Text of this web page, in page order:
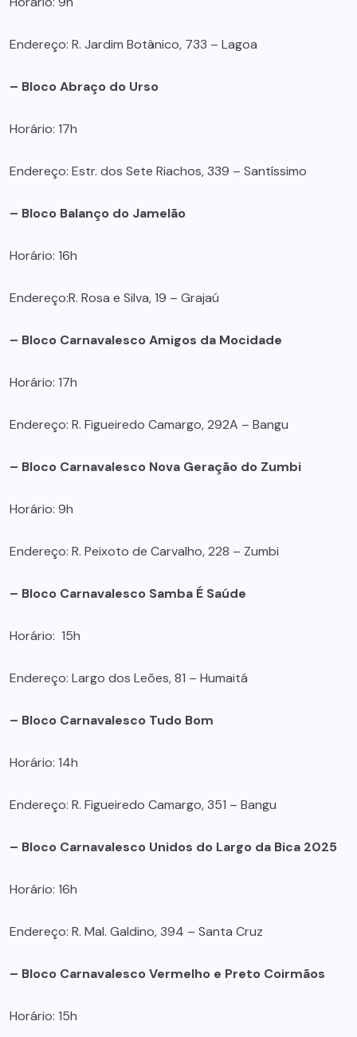
Endereço: R. Jardim Botânico, 733 – Lagoa
– Bloco Abraço do Urso
Horário: 17h
Endereço: Estr. dos Sete Riachos, 339 – Santíssimo
– Bloco Balanço do Jamelão
Horário: 16h
Endereço:R. Rosa e Silva, 19 – Grajaú
– Bloco Carnavalesco Amigos da Mocidade
Horário: 17h
Endereço: R. Figueiredo Camargo, 292A – Bangu
– Bloco Carnavalesco Nova Geração do Zumbi
Horário: 9h
Endereço: R. Peixoto de Carvalho, 228 – Zumbi
– Bloco Carnavalesco Samba É Saúde
Horário: 15h
Endereço: Largo dos Leões, 81 – Humaitá
– Bloco Carnavalesco Tudo Bom
Horário: 14h
Endereço: R. Figueiredo Camargo, 351 – Bangu
– Bloco Carnavalesco Unidos do Largo da Bica 2025
Horário: 16h
Endereço: R. Mal. Galdino, 394 – Santa Cruz
– Bloco Carnavalesco Vermelho e Preto Coirmãos
Horário: 15h